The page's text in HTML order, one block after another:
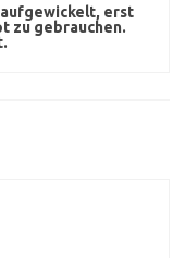
aufgewickelt, erst
zu gebrauchen.